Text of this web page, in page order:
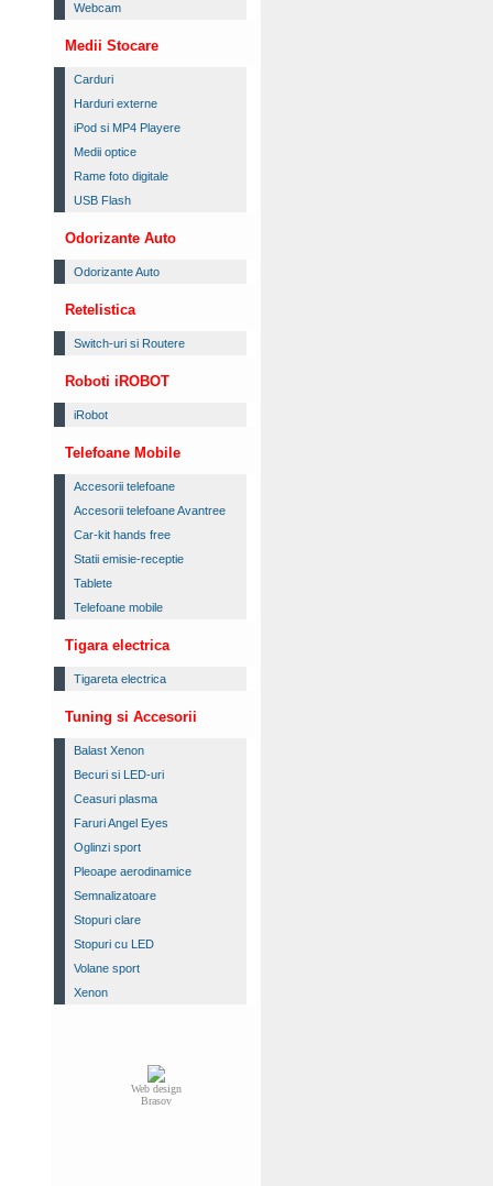
Webcam
Medii Stocare
Carduri
Harduri externe
iPod si MP4 Playere
Medii optice
Rame foto digitale
USB Flash
Odorizante Auto
Odorizante Auto
Retelistica
Switch-uri si Routere
Roboti iROBOT
iRobot
Telefoane Mobile
Accesorii telefoane
Accesorii telefoane Avantree
Car-kit hands free
Statii emisie-receptie
Tablete
Telefoane mobile
Tigara electrica
Tigareta electrica
Tuning si Accesorii
Balast Xenon
Becuri si LED-uri
Ceasuri plasma
Faruri Angel Eyes
Oglinzi sport
Pleoape aerodinamice
Semnalizatoare
Stopuri clare
Stopuri cu LED
Volane sport
Xenon
Web design
Brasov